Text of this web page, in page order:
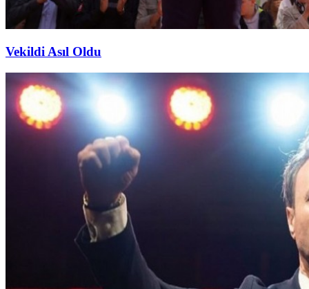
Vekildi Asıl Oldu